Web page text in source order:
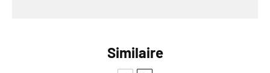
Similaire